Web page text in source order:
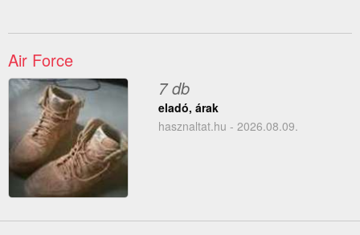
Air Force
7 db
eladó, árak
hasznaltat.hu - 2026.08.09.